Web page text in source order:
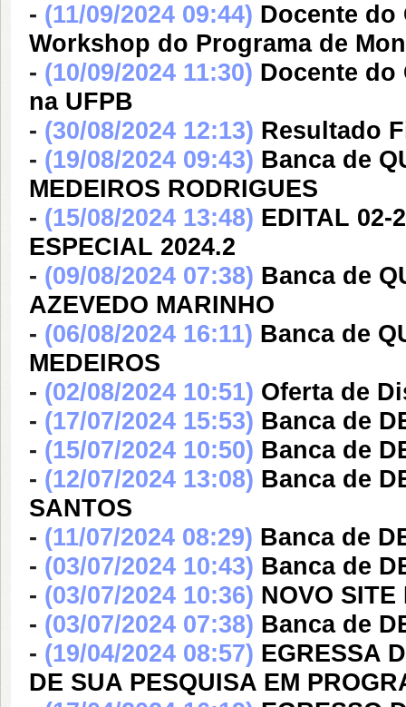
- (11/09/2024 09:44) Docente do
Workshop do Programa de
- (10/09/2024 11:30) Docente do
na UFPB
- (30/08/2024 12:13) Resultado
- (19/08/2024 09:43) Banca de
MEDEIROS RODRIGUES
- (15/08/2024 13:48) EDITAL 02-
ESPECIAL 2024.2
- (09/08/2024 07:38) Banca de
AZEVEDO MARINHO
- (06/08/2024 16:11) Banca de
MEDEIROS
- (02/08/2024 10:51) Oferta de
- (17/07/2024 15:53) Banca de
- (15/07/2024 10:50) Banca de
- (12/07/2024 13:08) Banca de
SANTOS
- (11/07/2024 08:29) Banca de
- (03/07/2024 10:43) Banca de
- (03/07/2024 10:36) NOVO SITE
- (03/07/2024 07:38) Banca de
- (19/04/2024 08:57) EGRESSA
DE SUA PESQUISA EM